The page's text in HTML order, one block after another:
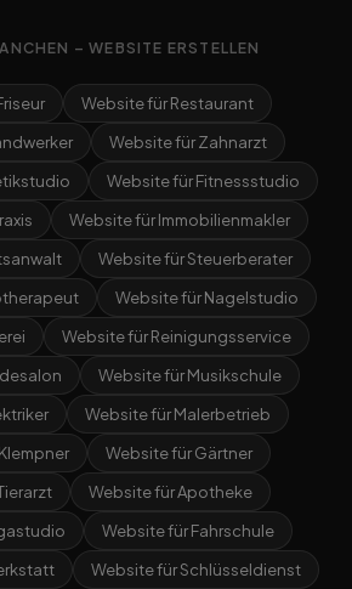
– WEBSITE ERSTELLEN
Website für Restaurant
Website für Zahnarzt
Website für Fitnessstudio
Website für Immobilienmakler
Website für Steuerberater
Website für Nagelstudio
Website für Reinigungsservice
Website für Musikschule
Website für Malerbetrieb
Website für Gärtner
Website für Apotheke
Website für Fahrschule
Website für Schlüsseldienst